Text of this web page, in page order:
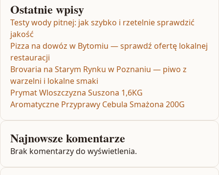
Ostatnie wpisy
Testy wody pitnej: jak szybko i rzetelnie sprawdzić
jakość
Pizza na dowóz w Bytomiu — sprawdź ofertę lokalnej
restauracji
Brovaria na Starym Rynku w Poznaniu — piwo z
warzelni i lokalne smaki
Prymat Wloszczyzna Suszona 1,6KG
Aromatyczne Przyprawy Cebula Smażona 200G
Najnowsze komentarze
Brak komentarzy do wyświetlenia.